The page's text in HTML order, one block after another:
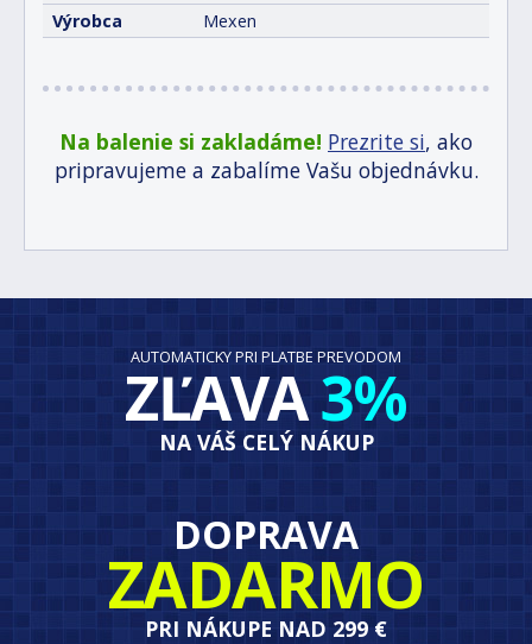
Výrobca
Mexen
Na balenie si zakladáme! Prezrite si, ako
pripravujeme a zabalíme Vašu objednávku.
AUTOMATICKY PRI PLATBE PREVODOM
ZĽAVA3%
NA VÁŠ CELÝ NÁKUP
DOPRAVA
ZADARMO
PRI NÁKUPE NAD 299 €